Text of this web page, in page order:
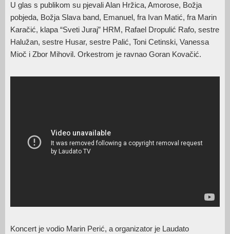
U glas s publikom su pjevali Alan Hržica, Amorose, Božja
pobjeda, Božja Slava band, Emanuel, fra Ivan Matić, fra Marin
Karačić, klapa “Sveti Juraj” HRM, Rafael Dropulić Rafo, sestre
Halužan, sestre Husar, sestre Palić, Toni Cetinski, Vanessa
Mioč i Zbor Mihovil. Orkestrom je ravnao Goran Kovačić.
Koncert je vodio Marin Perić, a organizator je Laudato